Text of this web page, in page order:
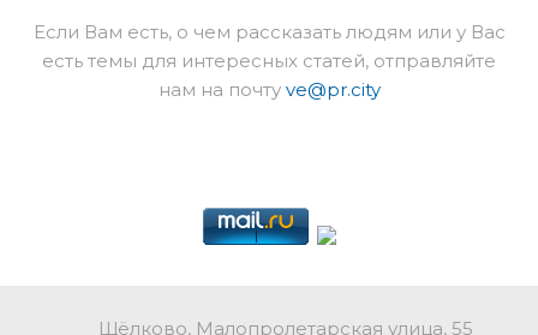
Если Вам есть, о чем рассказать людям или у Вас
есть темы для интересных статей, отправляйте
нам на почту ve@pr.city
Щёлково, Малопролетарская улица, 55